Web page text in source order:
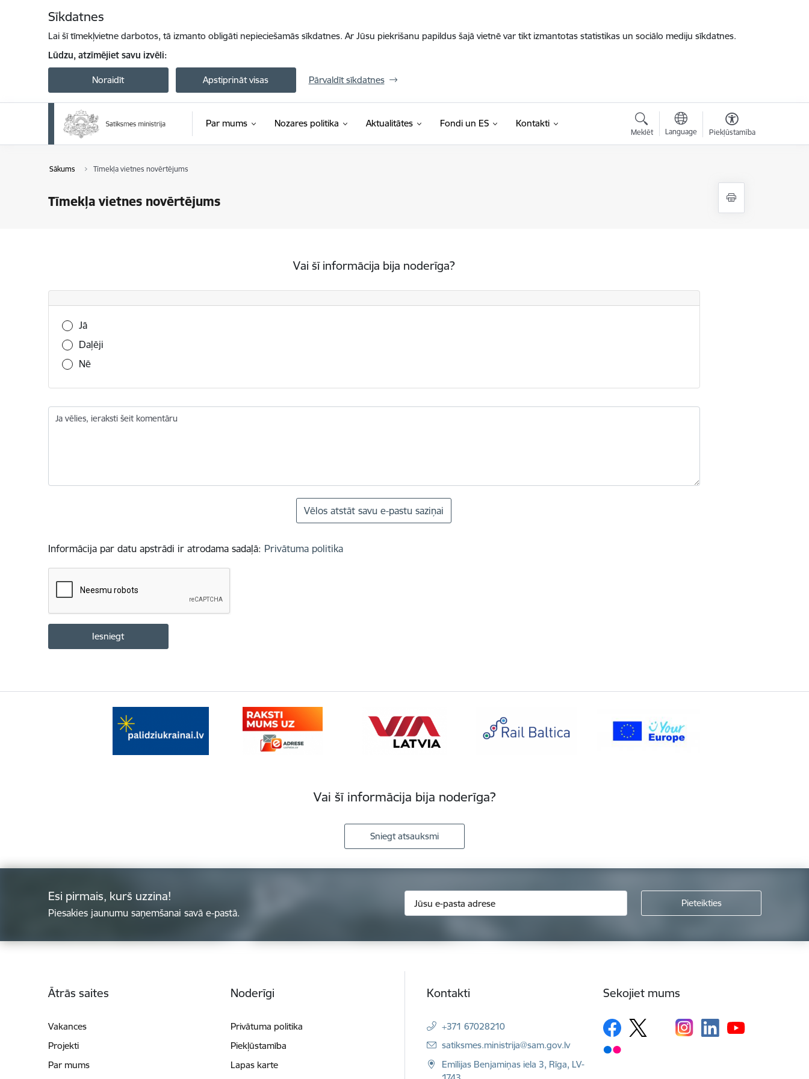
Sīkdatnes
Lai šī tīmekļvietne darbotos, tā izmanto obligāti nepieciešamās sīkdatnes. Ar Jūsu piekrišanu papildus šajā vietnē var tikt izmantotas statistikas un sociālo mediju sīkdatnes.
Lūdzu, atzīmējiet savu izvēli:
Noraidīt Apstiprināt visas Pārvaldīt sīkdatnes
Par mums Nozares politika Aktualitātes Fondi un ES Kontakti
Meklēt Language Piekļūstamība
Sākums Tīmekļa vietnes novērtējums
Tīmekļa vietnes novērtējums
Vai šī informācija bija noderīga?
Vai šī informācija bija noderīga?
Jā
Daļēji
Nē
Ja vēlies, ieraksti šeit komentāru
Vēlos atstāt savu e-pastu saziņai
Informācija par datu apstrādi ir atrodama sadaļā: Privātuma politika
Vai šī informācija bija noderīga?
Sniegt atsauksmi
Esi pirmais, kurš uzzina!
Piesakies jaunumu saņemšanai savā e-pastā.
Ātrās saites
Vakances
Projekti
Par mums
Noderīgi
Privātuma politika
Piekļūstamība
Lapas karte
Kontakti
+371 67028210
E-pasts:
satiksmes.ministrija@sam.gov.lv
Emīlijas Benjamiņas iela 3, Rīga, LV-
Sekojiet mums